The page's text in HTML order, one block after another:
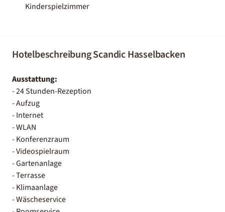
Kinderspielzimmer
Hotelbeschreibung Scandic Hasselbacken
Ausstattung:
- 24 Stunden-Rezeption
- Aufzug
- Internet
- WLAN
- Konferenzraum
- Videospielraum
- Gartenanlage
- Terrasse
- Klimaanlage
- Wäscheservice